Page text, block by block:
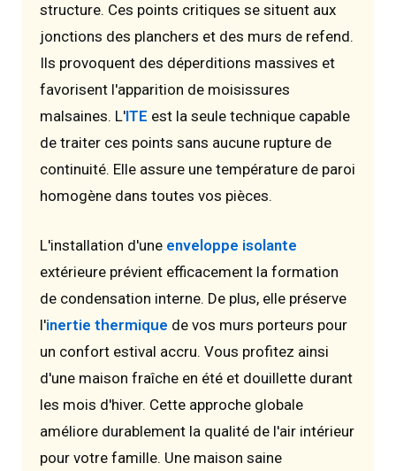
structure. Ces points critiques se situent aux
jonctions des planchers et des murs de refend.
Ils provoquent des déperditions massives et
favorisent l'apparition de moisissures
malsaines. L'ITE est la seule technique capable
de traiter ces points sans aucune rupture de
continuité. Elle assure une température de paroi
homogène dans toutes vos pièces.
L'installation d'une enveloppe isolante
extérieure prévient efficacement la formation
de condensation interne. De plus, elle préserve
l'inertie thermique de vos murs porteurs pour
un confort estival accru. Vous profitez ainsi
d'une maison fraîche en été et douillette durant
les mois d'hiver. Cette approche globale
améliore durablement la qualité de l'air intérieur
pour votre famille. Une maison saine